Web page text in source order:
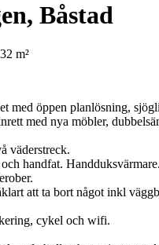
Båstad
m²
med öppen planlösning,
med nya möbler,
väderstreck.
handfat. Handduksvärmare.
att ta bort något inkl
cykel och wifi.